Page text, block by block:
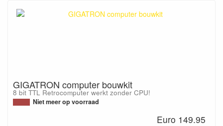
GIGATRON computer bouwkit
8 bit TTL Retrocomputer werkt zonder CPU!
Niet meer op voorraad
Euro 149.95